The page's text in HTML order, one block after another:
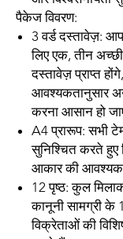
पैकेज विवरण:
3 वर्ड दस्तावेज़:
लिए एक, तीन
दस्तावेज़ प्राप्त
आवश्यकतानुसार
करना आसान हो
A4 प्रारूप: सभी
सुनिश्चित करते
आकार की
12 पृष्ठ: कुल
कानूनी सामग्री के
विक्रेताओं की